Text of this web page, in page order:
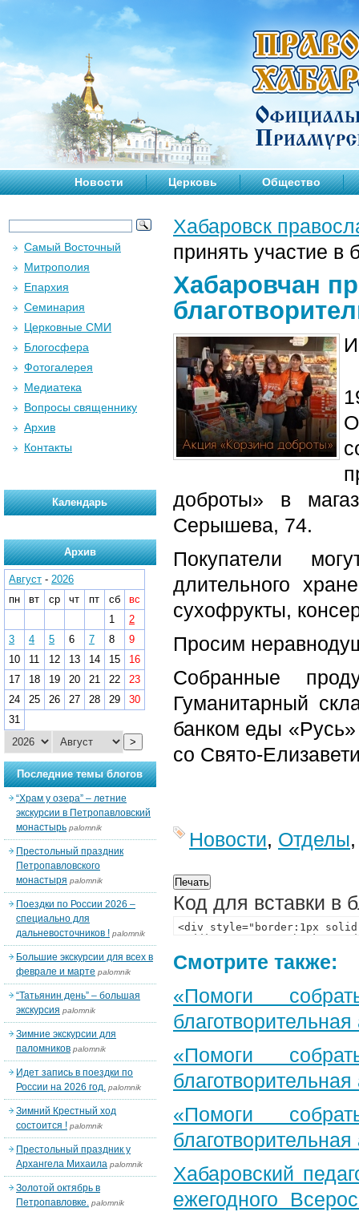
Новости Церковь Общество
Хабаровск
принять участие в
Хабаровчан
доброты» в
Серышева, 74.
Покупатели
длительного
сухофрукты,
Просим
Собранные
Гуманитарный
банком еды «Русь»
со Свято-
Новости, Отделы
Код для вставки в
Смотрите также:
«Помоги
«Помоги
«Помоги
Хабаровский
ежегодного
Самый Восточный
Митрополия
Епархия
Семинария
Церковные СМИ
Блогосфера
Фотогалерея
Медиатека
Вопросы священнику
Архив
Контакты
Календарь
Архив
Август - 2026
пн
вт ср чт пт сб
вс
1
2
3
4 5 6 7 8
9
10
11 12 13 14 15
16
17
18 19 20 21 22
23
24
25 26 27 28 29
30
31
>
Последние темы блогов
“Храм у озера” – летние
экскурсии в Петропавловский
монастырь palomnik
Престольный праздник
Петропавловского
монастыря palomnik
Поездки по России 2026 –
специально для
дальневосточников ! palomnik
Большие экскурсии для всех в
феврале и марте palomnik
“Татьянин день” – большая
экскурсия palomnik
Зимние экскурсии для
паломников palomnik
Идет запись в поездки по
России на 2026 год. palomnik
Зимний Крестный ход
состоится ! palomnik
Престольный праздник у
Архангела Михаила palomnik
Золотой октябрь в
Петропавловке. palomnik